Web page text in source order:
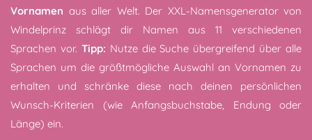
Vornamen aus aller Welt. Der XXL-Namensgenerator von
Windelprinz schlägt dir Namen aus 11 verschiedenen
Sprachen vor. Tipp: Nutze die Suche übergreifend über alle
Sprachen um die größtmögliche Auswahl an Vornamen zu
erhalten und schränke diese nach deinen persönlichen
Wunsch-Kriterien (wie Anfangsbuchstabe, Endung oder
Länge) ein.